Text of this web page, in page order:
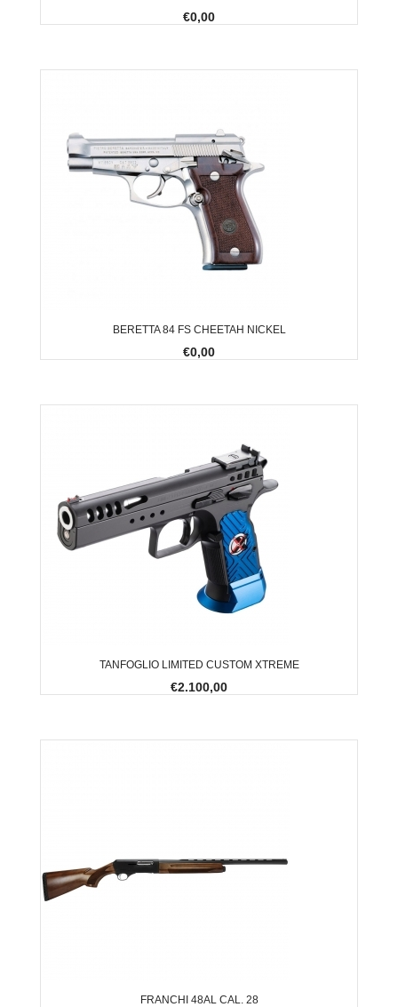
€0,00
BERETTA 84 FS CHEETAH NICKEL
€0,00
TANFOGLIO LIMITED CUSTOM XTREME
€2.100,00
FRANCHI 48AL CAL. 28